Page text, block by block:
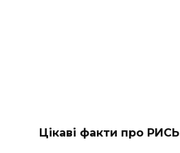
Цікаві факти про РИСЬ